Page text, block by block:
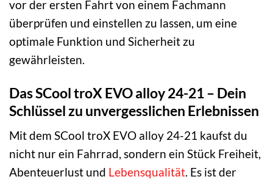
vor der ersten Fahrt von einem Fachmann
überprüfen und einstellen zu lassen, um eine
optimale Funktion und Sicherheit zu
gewährleisten.
Das SCool troX EVO alloy 24-21 – Dein
Schlüssel zu unvergesslichen Erlebnissen
Mit dem SCool troX EVO alloy 24-21 kaufst du
nicht nur ein Fahrrad, sondern ein Stück Freiheit,
Abenteuerlust und Lebensqualität. Es ist der